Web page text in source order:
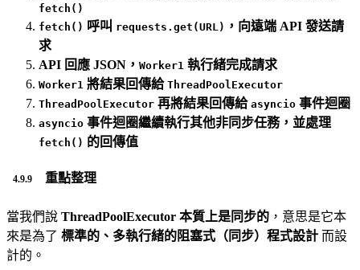
fetch()
fetch() 呼叫 requests.get(URL) ，向遠端 API 發送請
求
API 回應 JSON， Worker1 執行緒完成請求
Worker1 將結果回傳給 ThreadPoolExecutor
ThreadPoolExecutor 再將結果回傳給 asyncio 事件迴圈
asyncio 事件迴圈繼續執行其他非同步任務，並處理
fetch() 的回傳值
重點整理
當我們說 ThreadPoolExecutor 本質上是同步的 ，意思是它本
來是為了 標準的、多執行緒的阻塞式（同步）程式設計 而設
計的。